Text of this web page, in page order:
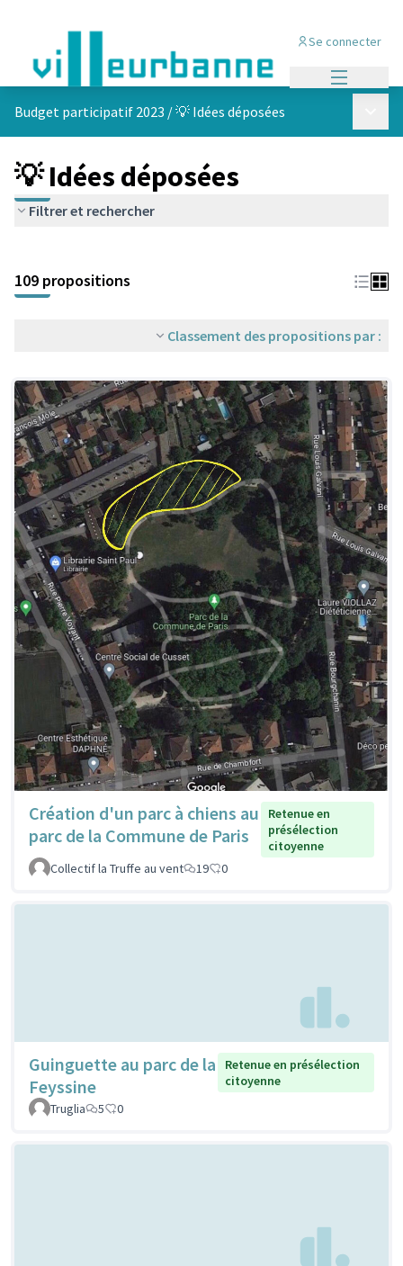
Se connecter
Budget participatif 2023 /💡 Idées déposées
💡 Idées déposées
Filtrer et rechercher
+
−
109 propositions
Classement des propositions par :
Création d'un parc à chiens au
parc de la Commune de Paris
Retenue en
présélection
citoyenne
Collectif la Truffe au vent
19 0
Guinguette au parc de la
Feyssine
Retenue en présélection
citoyenne
Truglia
5 0